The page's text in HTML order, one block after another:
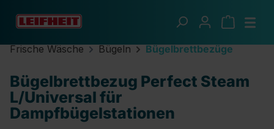
Zum Hauptinhalt springen
Frische Wäsche Bügeln Bügelbrettbezüge
Bügelbrettbezug Perfect Steam
L/Universal für
Dampfbügelstationen